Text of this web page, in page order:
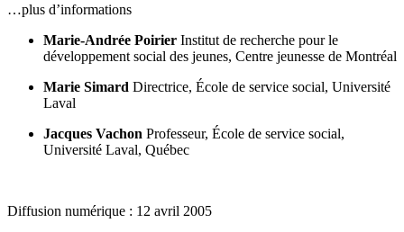
…plus d’informations
Marie-Andrée Poirier Institut de recherche pour le
développement social des jeunes, Centre jeunesse de Montréal
Marie Simard Directrice, École de service social, Université
Laval
Jacques Vachon Professeur, École de service social,
Université Laval, Québec
Diffusion numérique : 12 avril 2005